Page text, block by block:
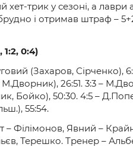
трик у сезоні, а лаври
брудно і отримав штраф –
, 1:2, 0:4)
(Захаров, Сірченко),
26:51. 3:3 –
Бойко), 50:30. 4:5 –
55:54.
– Філімонов, Явний –
Терешко. Тренер –